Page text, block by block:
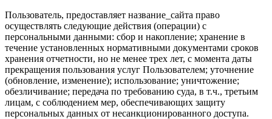
Пользователь, предоставляет название_сайта право
осуществлять следующие действия (операции) с
персональными данными: сбор и накопление; хранение в
течение установленных нормативными документами сроков
хранения отчетности, но не менее трех лет, с момента даты
прекращения пользования услуг Пользователем; уточнение
(обновление, изменение); использование; уничтожение;
обезличивание; передача по требованию суда, в т.ч., третьим
лицам, с соблюдением мер, обеспечивающих защиту
персональных данных от несанкционированного доступа.